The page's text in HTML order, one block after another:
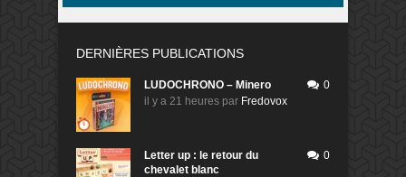
DERNIÈRES PUBLICATIONS
LUDOCHRONO – Minero
il y a 21 heures par Fredovox
0
Letter up : le retour du
chevalet blanc
0